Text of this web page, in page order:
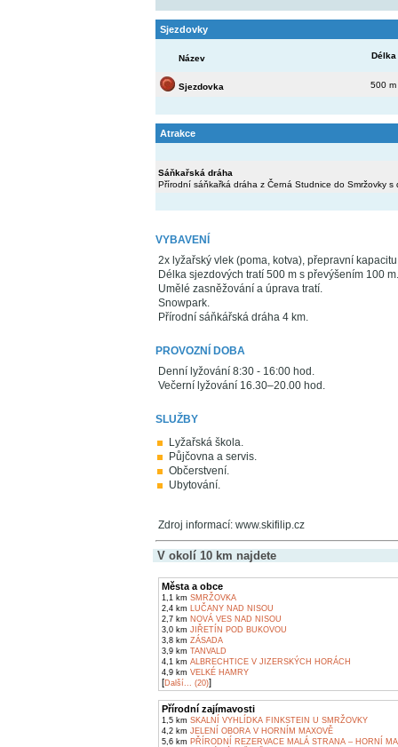
Sjezdovky
Název Délka
Sjezdovka 500 m
Atrakce
Sáňkařská dráha
Přírodní sáňkařká dráha z Černá Studnice do Smržovky
VYBAVENÍ
2x lyžařský vlek (poma, kotva), přepravní
Délka sjezdových tratí 500 m s převýšením 100 m.
Umělé zasněžování a úprava tratí.
Snowpark.
Přírodní sáňkářská dráha 4 km.
PROVOZNÍ DOBA
Denní lyžování 8:30 - 16:00 hod.
Večerní lyžování 16.30–20.00 hod.
SLUŽBY
Lyžařská škola.
Půjčovna a servis.
Občerstvení.
Ubytování.
Zdroj informací: www.skifilip.cz
V okolí 10 km najdete
Města a obce
1,1 km SMRŽOVKA
2,4 km LUČANY NAD NISOU
2,7 km NOVÁ VES NAD NISOU
3,0 km JIŘETÍN POD BUKOVOU
3,8 km ZÁSADA
3,9 km TANVALD
4,1 km ALBRECHTICE V JIZERSKÝCH HORÁCH
4,9 km VELKÉ HAMRY
[Další... (20)]
Přírodní zajímavosti
1,5 km SKALNÍ VYHLÍDKA FINKSTEIN U SMRŽOVKY
4,2 km JELENÍ OBORA V HORNÍM MAXOVĚ
5,6 km PŘÍRODNÍ REZERVACE MALÁ STRANA – HORNÍ